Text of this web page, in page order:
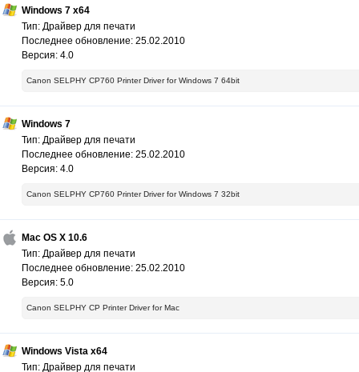
Windows 7 x64
Тип: Драйвер для печати
Последнее обновление: 25.02.2010
Версия: 4.0
Canon SELPHY CP760 Printer Driver for Windows 7 64bit
Windows 7
Тип: Драйвер для печати
Последнее обновление: 25.02.2010
Версия: 4.0
Canon SELPHY CP760 Printer Driver for Windows 7 32bit
Mac OS X 10.6
Тип: Драйвер для печати
Последнее обновление: 25.02.2010
Версия: 5.0
Canon SELPHY CP Printer Driver for Mac
Windows Vista x64
Тип: Драйвер для печати